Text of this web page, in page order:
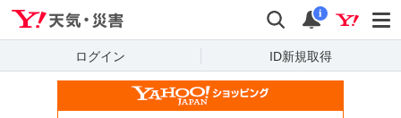
検索 通知
i
ログイン ID新規取得